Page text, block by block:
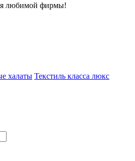
любимой фирмы!
халаты Текстиль класса люкс